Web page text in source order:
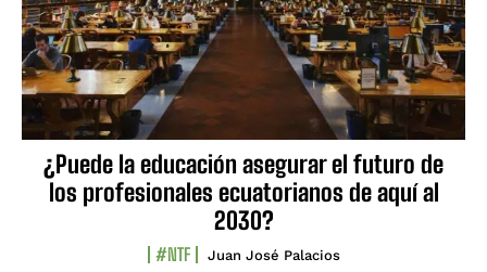
¿Puede la educación asegurar el futuro de
los profesionales ecuatorianos de aquí al
2030?
#NTF Juan José Palacios